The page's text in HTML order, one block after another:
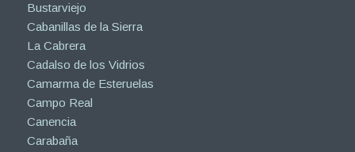
Bustarviejo
Cabanillas de la Sierra
La Cabrera
Cadalso de los Vidrios
Camarma de Esteruelas
Campo Real
Canencia
Carabaña